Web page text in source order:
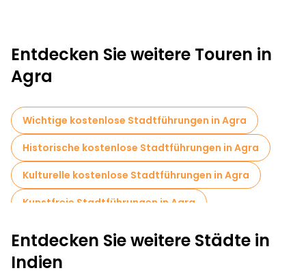
Entdecken Sie weitere Touren in
Agra
Wichtige kostenlose Stadtführungen in Agra
Historische kostenlose Stadtführungen in Agra
Kulturelle kostenlose Stadtführungen in Agra
Kunstfreie Stadtführungen in Agra
Kostenlose Rundgänge für Familien in Agra
Fototouren in Agra
Entdecken Sie weitere Städte in
Indien